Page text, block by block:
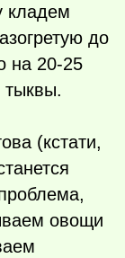
кладем
до
на 20-25
тыквы.
(кстати,
овощи